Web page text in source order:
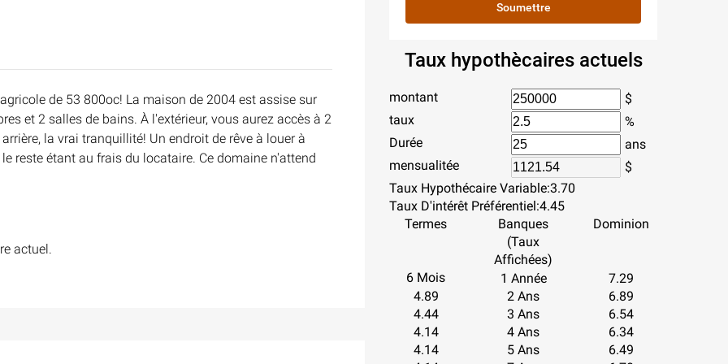
de 53 800oc! La maison de 2004 est assise sur
et 2 salles de bains. À l'extérieur, vous aurez accès à 2
la vrai tranquillité! Un endroit de rêve à louer à
reste étant au frais du locataire. Ce domaine n'attend
actuel.
Soumettre
Taux hypothècaires actuels
montant
$
taux
%
Durée
ans
mensualitée
$
Taux Hypothécaire Variable:3.70
Taux D'intérêt Préférentiel:4.45
Termes
Banques
(Taux
Affichées)
Dominion
6 Mois 1 Année
7.29
4.89
2 Ans
6.89
4.44
3 Ans
6.54
4.14
4 Ans
6.34
4.14
5 Ans
6.49